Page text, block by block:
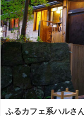
ふるカフェ系ハルさ